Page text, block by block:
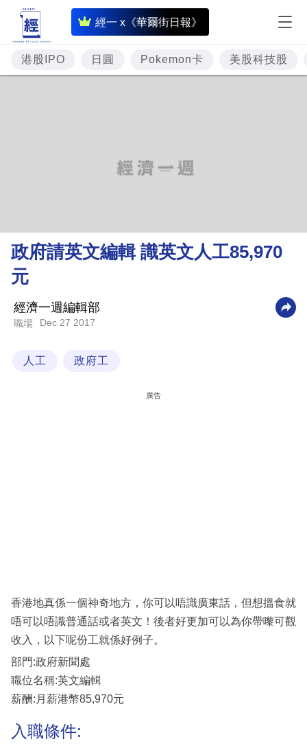
經一 x《華爾街日報》
即
時
財
經
理
財
業
科
區
港股IPO 日圓 Pokemon卡 美股科技股
政府請英文編輯 識英文人工85,970
元
經濟一週編輯部
職場 Dec 27 2017
人工 政府工
廣告
香港地真係一個神奇地方，你可以唔識廣東話，但想搵食就
唔可以唔識普通話或者英文！後者好更加可以為你帶嚟可觀
收入，以下呢份工就係好例子。
部門:政府新聞處
職位名稱:英文編輯
薪酬:月薪港幣85,970元
入職條件: